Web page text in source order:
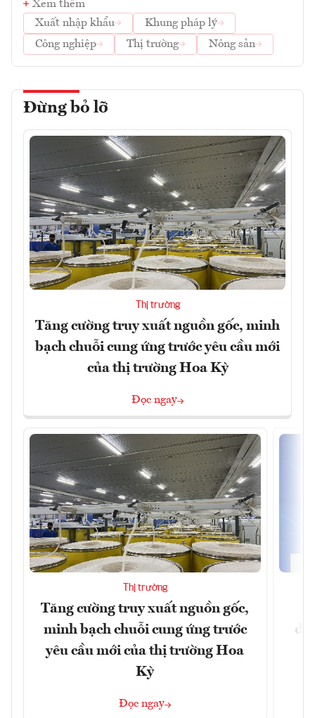
Xem thêm
Xuất nhập khẩu
Khung pháp lý
Công nghiệp
Thị trường Nông sản
Đừng bỏ lỡ
Thị trường
Tăng cường truy xuất nguồn gốc, minh
bạch chuỗi cung ứng trước yêu cầu mới
của thị trường Hoa Kỳ
Đọc ngay
Thị trường
Tăng cường truy xuất nguồn gốc,
minh bạch chuỗi cung ứng trước
yêu cầu mới của thị trường Hoa
Kỳ
Đọc ngay